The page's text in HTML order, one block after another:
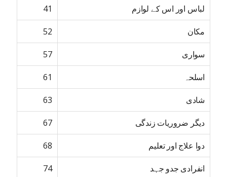
لباس اور اس کے لوازم 41
مکان 52
سواری 57
اسلحہ 61
شادی 63
دیگر ضروریات زندگی 67
دوا علاج اور تعلیم 68
انفرادی جدو جہد 74